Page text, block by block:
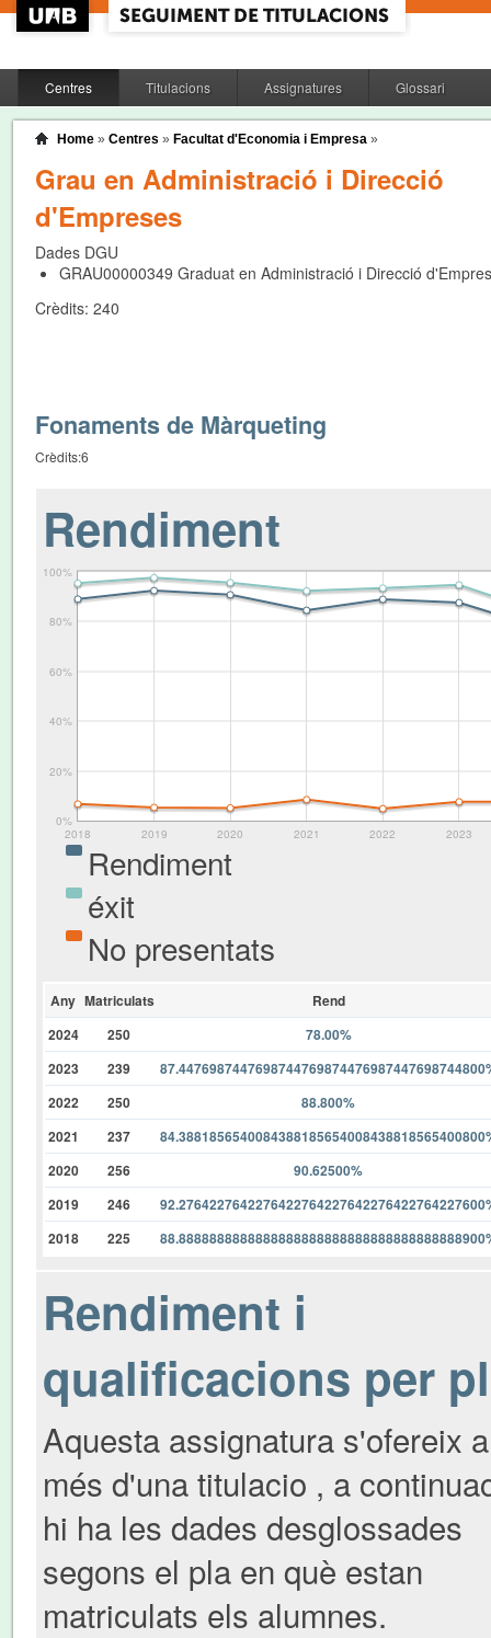
Centres Titulacions Assignatures Glossari
Home » Centres » Facultat d'Economia i Empresa »
Grau en Administració i Direcció
d'Empreses
Dades DGU
GRAU00000349 Graduat en Administració i Direcció
Crèdits: 240
Fonaments de Màrqueting
Crèdits:6
Rendiment
2018 2019 2020 2021 2022 2023
0%
20%
40%
60%
80%
100%
Rendiment
éxit
No presentats
Any Matriculats
Rend
2024
250
78.00%
2023
239
2022
250
88.800%
2021
237
2020
256
90.62500%
2019
246
2018
225
Rendiment i
qualificacions per
Aquesta assignatura s'ofereix a
més d'una titulacio , a
hi ha les dades desglossades
segons el pla en què estan
matriculats els alumnes.